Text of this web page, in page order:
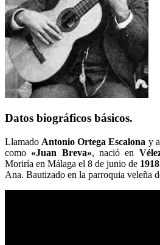
Datos biográficos básicos.
Llamado Antonio Ortega Escalona y
como «Juan Breva», nació en
Moriría en Málaga el 8 de junio de 1918
Ana. Bautizado en la parroquia veleña